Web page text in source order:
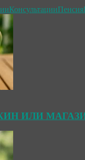
КонсультацииПенсия
ИЛИ